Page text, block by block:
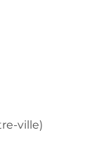
ville)